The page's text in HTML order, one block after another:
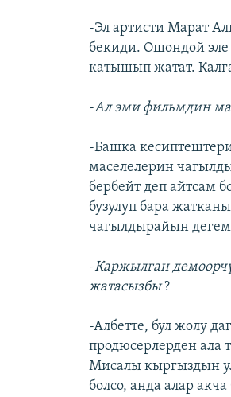
-Эл артисти Марат
бекиди. Ошондой эле
катышып жатат.
-Ал эми фильмдин
-Башка
маселелерин
бербейт деп айтсам
бузулуп бара
чагылдырайын
-Каржылган
жатасызбы?
-Албетте, бул жолу
продюсерлерден ала
Мисалы кыргыздын
болсо, анда алар